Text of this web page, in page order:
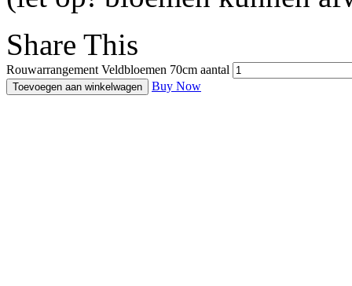
Share This
Rouwarrangement Veldbloemen 70cm aantal
Toevoegen aan winkelwagen Buy Now